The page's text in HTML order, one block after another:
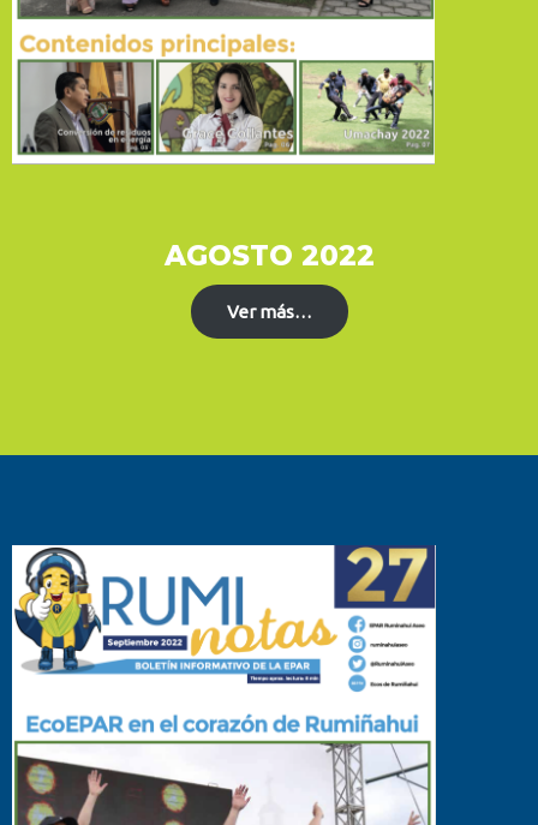
AGOSTO 2022
Ver más…